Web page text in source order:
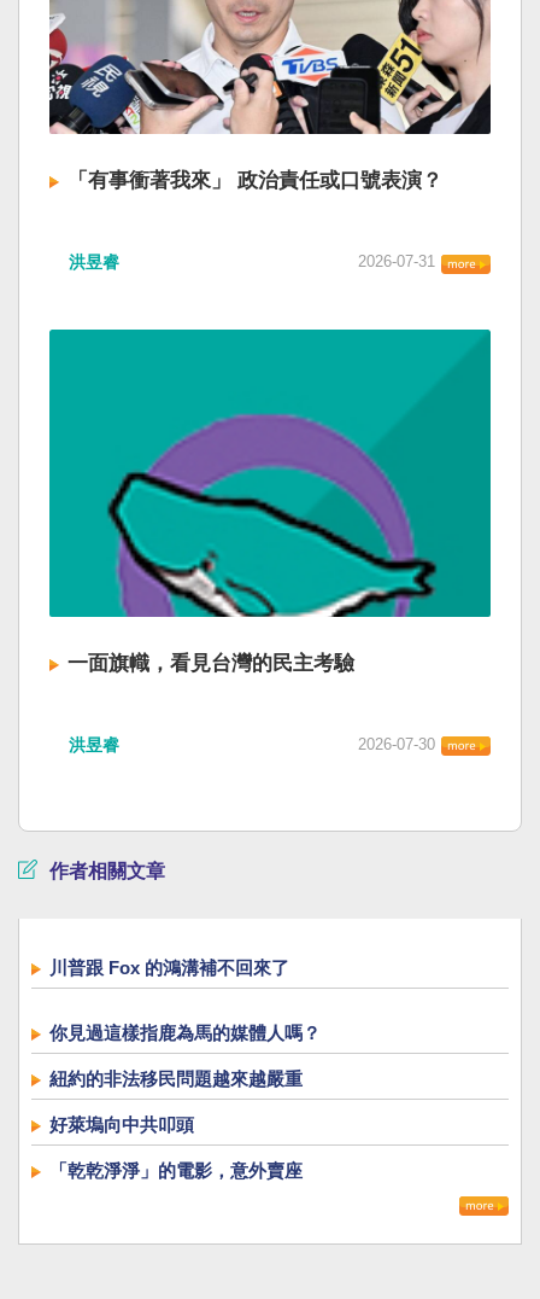
「有事衝著我來」 政治責任或口號表演？
洪昱睿 2026-07-31
一面旗幟，看見台灣的民主考驗
洪昱睿 2026-07-30
作者相關文章
川普跟 Fox 的鴻溝補不回來了
你見過這樣指鹿為馬的媒體人嗎？
紐約的非法移民問題越來越嚴重
好萊塢向中共叩頭
「乾乾淨淨」的電影，意外賣座